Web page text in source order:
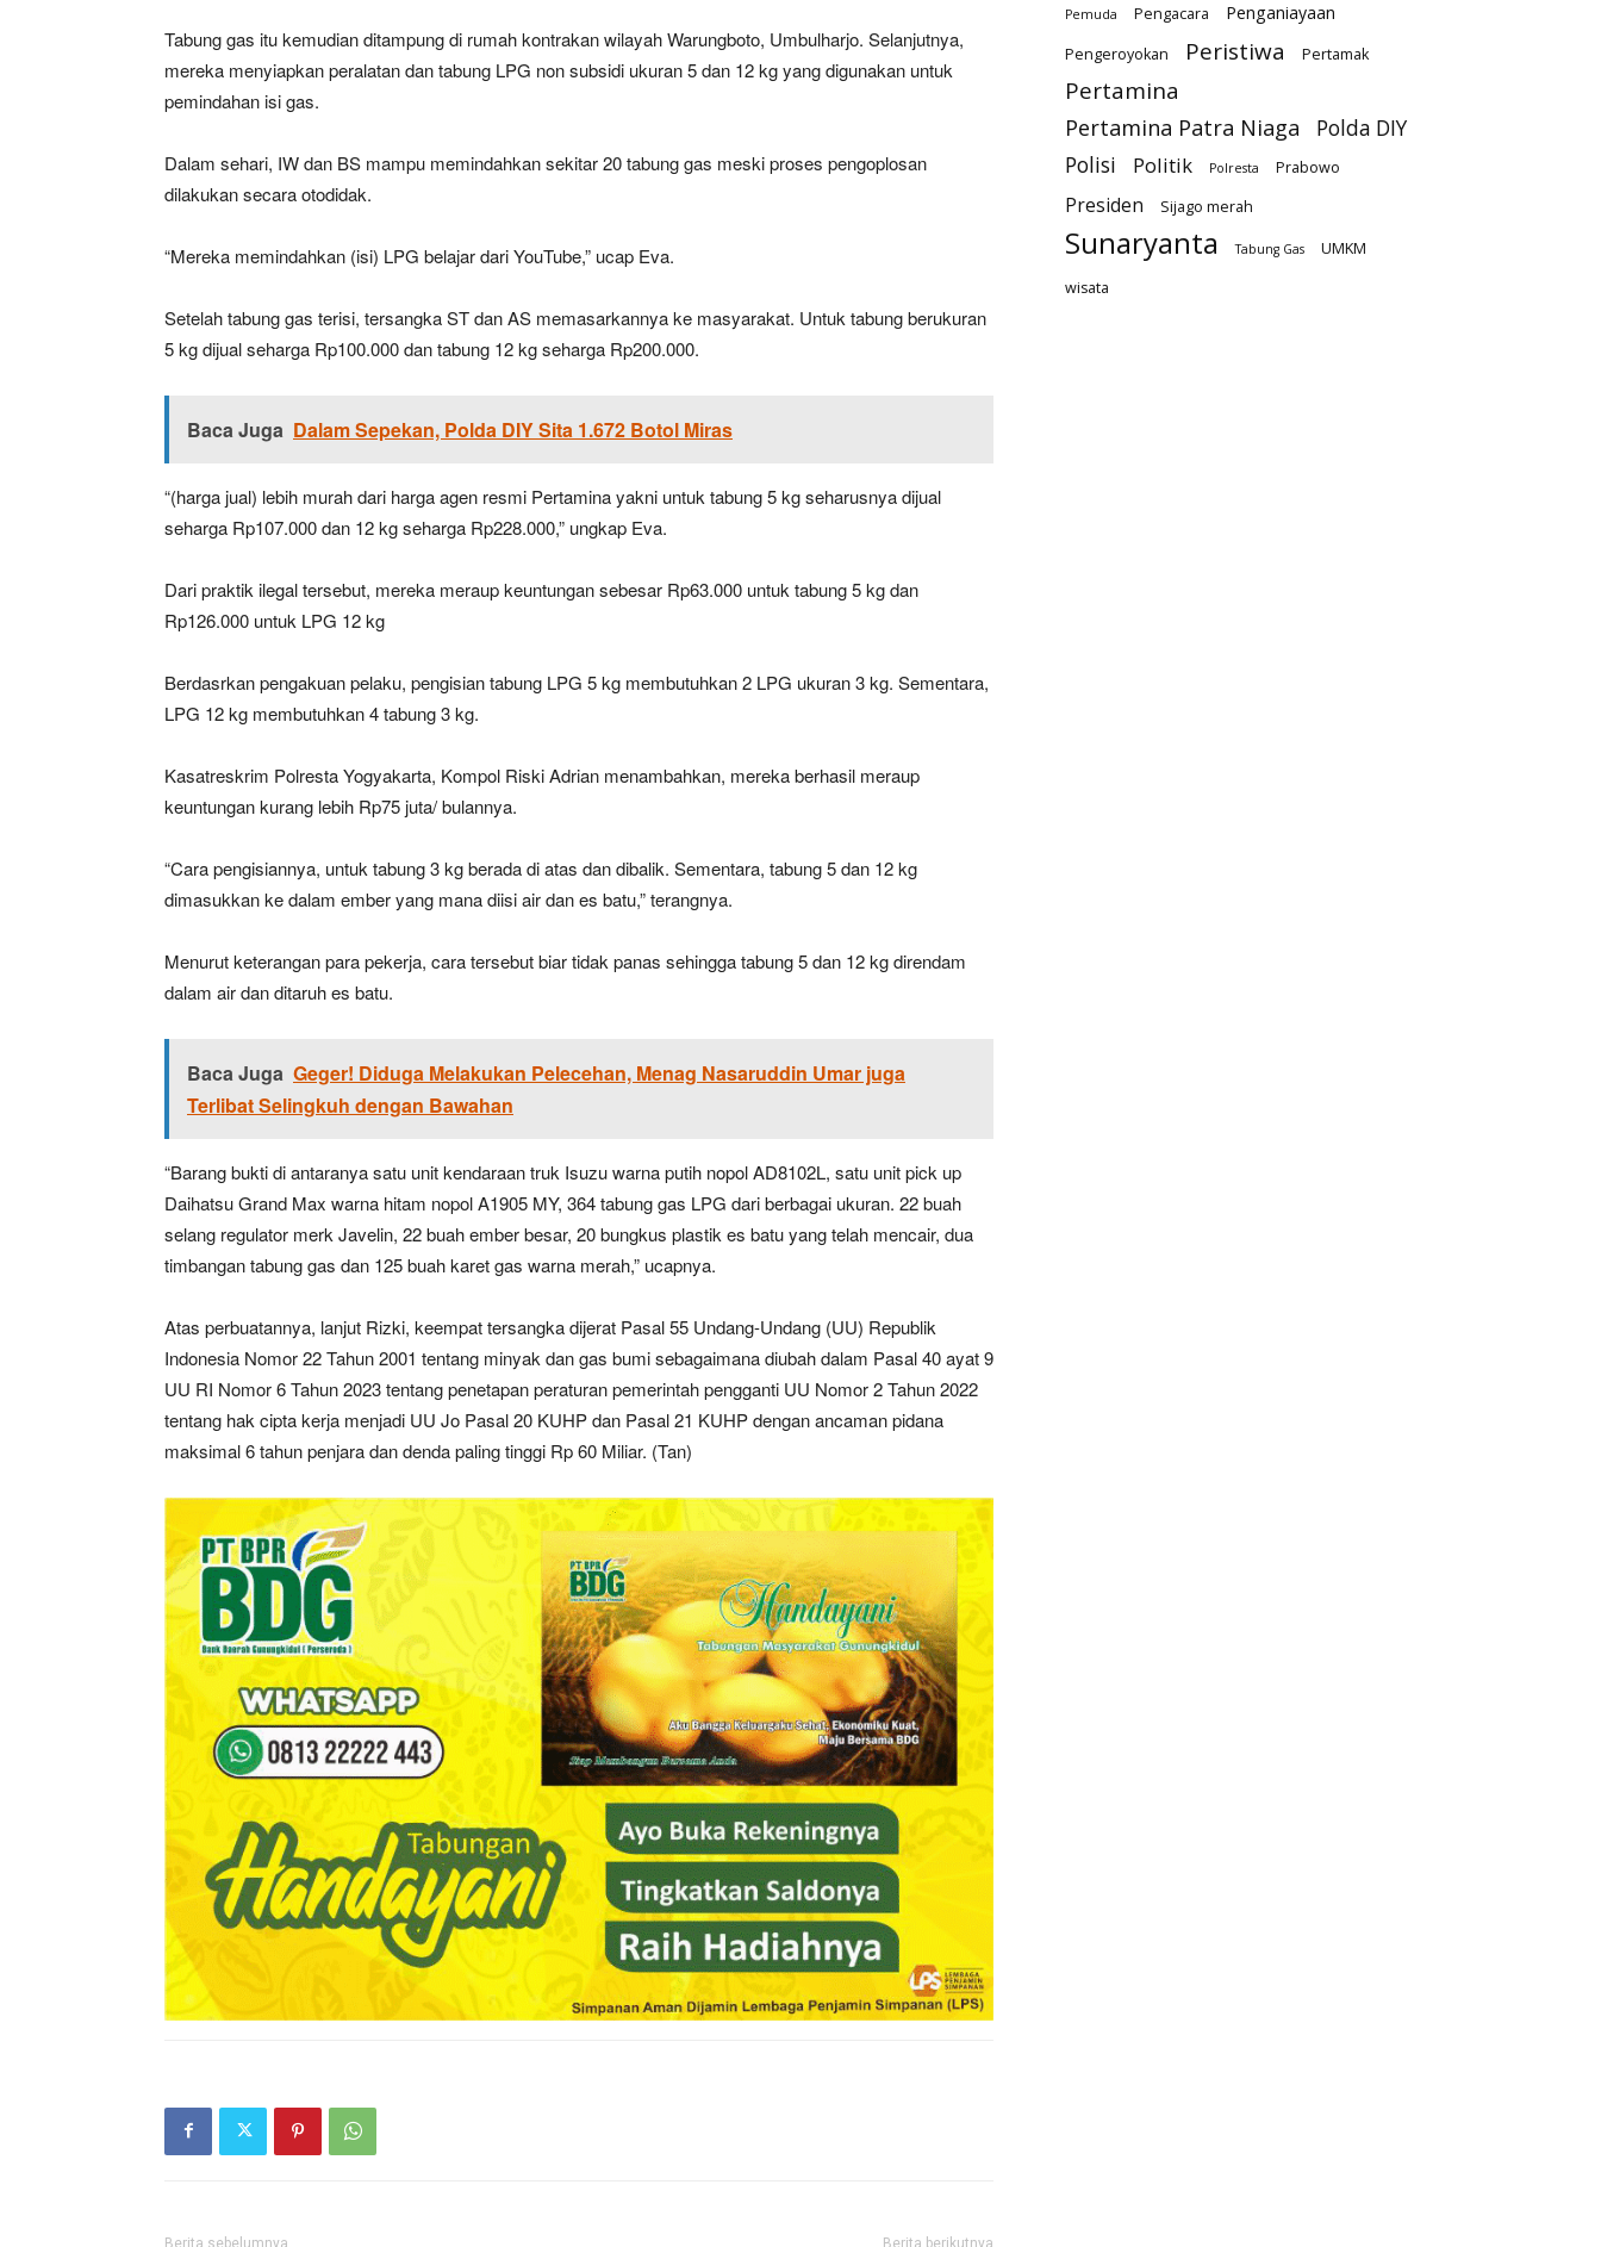
Tabung gas itu kemudian ditampung di rumah kontrakan wilayah Warungboto, Umbulharjo. Selanjutnya,
mereka menyiapkan peralatan dan tabung LPG non subsidi ukuran 5 dan 12 kg yang digunakan untuk
pemindahan isi gas.
Dalam sehari, IW dan BS mampu memindahkan sekitar 20 tabung gas meski proses pengoplosan
dilakukan secara otodidak.
“Mereka memindahkan (isi) LPG belajar dari YouTube,” ucap Eva.
Setelah tabung gas terisi, tersangka ST dan AS memasarkannya ke masyarakat. Untuk tabung berukuran
5 kg dijual seharga Rp100.000 dan tabung 12 kg seharga Rp200.000.
Baca Juga Dalam Sepekan, Polda DIY Sita 1.672 Botol Miras
“(harga jual) lebih murah dari harga agen resmi Pertamina yakni untuk tabung 5 kg seharusnya dijual
seharga Rp107.000 dan 12 kg seharga Rp228.000,” ungkap Eva.
Dari praktik ilegal tersebut, mereka meraup keuntungan sebesar Rp63.000 untuk tabung 5 kg dan
Rp126.000 untuk LPG 12 kg
Berdasrkan pengakuan pelaku, pengisian tabung LPG 5 kg membutuhkan 2 LPG ukuran 3 kg. Sementara,
LPG 12 kg membutuhkan 4 tabung 3 kg.
Kasatreskrim Polresta Yogyakarta, Kompol Riski Adrian menambahkan, mereka berhasil meraup
keuntungan kurang lebih Rp75 juta/ bulannya.
“Cara pengisiannya, untuk tabung 3 kg berada di atas dan dibalik. Sementara, tabung 5 dan 12 kg
dimasukkan ke dalam ember yang mana diisi air dan es batu,” terangnya.
Menurut keterangan para pekerja, cara tersebut biar tidak panas sehingga tabung 5 dan 12 kg direndam
dalam air dan ditaruh es batu.
Baca Juga Geger! Diduga Melakukan Pelecehan, Menag Nasaruddin Umar juga
Terlibat Selingkuh dengan Bawahan
“Barang bukti di antaranya satu unit kendaraan truk Isuzu warna putih nopol AD8102L, satu unit pick up
Daihatsu Grand Max warna hitam nopol A1905 MY, 364 tabung gas LPG dari berbagai ukuran. 22 buah
selang regulator merk Javelin, 22 buah ember besar, 20 bungkus plastik es batu yang telah mencair, dua
timbangan tabung gas dan 125 buah karet gas warna merah,” ucapnya.
Atas perbuatannya, lanjut Rizki, keempat tersangka dijerat Pasal 55 Undang-Undang (UU) Republik
Indonesia Nomor 22 Tahun 2001 tentang minyak dan gas bumi sebagaimana diubah dalam Pasal 40 ayat 9
UU RI Nomor 6 Tahun 2023 tentang penetapan peraturan pemerintah pengganti UU Nomor 2 Tahun 2022
tentang hak cipta kerja menjadi UU Jo Pasal 20 KUHP dan Pasal 21 KUHP dengan ancaman pidana
maksimal 6 tahun penjara dan denda paling tinggi Rp 60 Miliar. (Tan)
Berita sebelumnya Berita berikutnya
Pemuda Pengacara Penganiayaan
Pengeroyokan Peristiwa Pertamak
Pertamina
Pertamina Patra Niaga
Polda DIY
Polisi
Politik Polresta Prabowo
Presiden Sijago merah
Sunaryanta Tabung Gas
UMKM
wisata